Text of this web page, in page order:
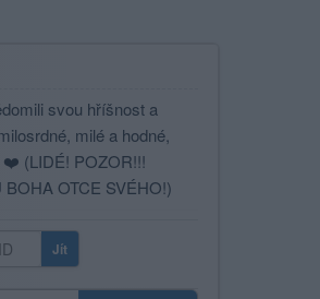
svou hříšnost a
milé a hodné,
❤️ (LIDÉ! POZOR!!!
OTCE SVÉHO!)
Jít